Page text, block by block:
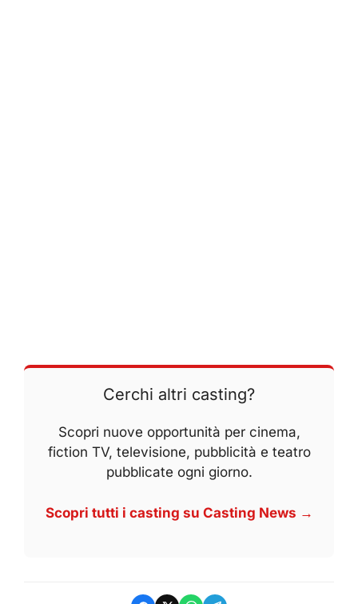
Cerchi altri casting?
Scopri nuove opportunità per cinema,
fiction TV, televisione, pubblicità e teatro
pubblicate ogni giorno.
Scopri tutti i casting su Casting News →